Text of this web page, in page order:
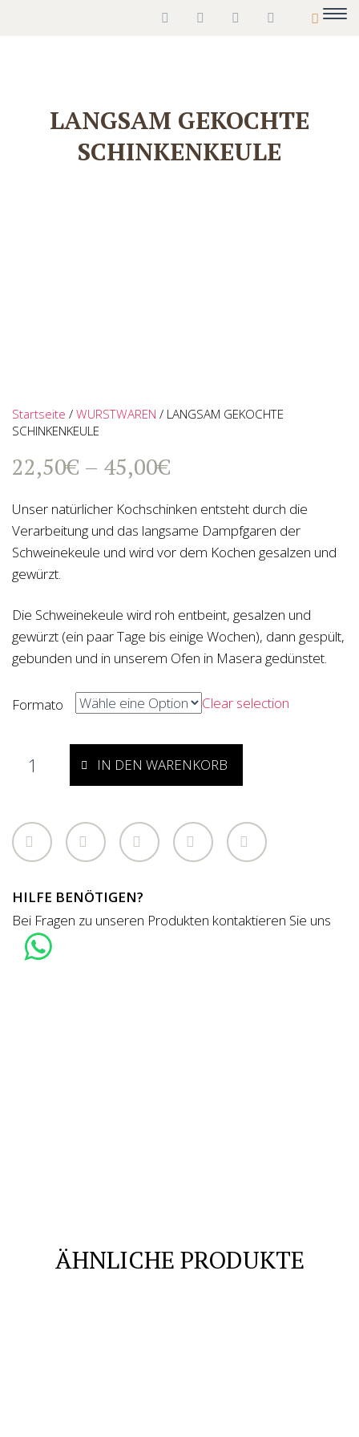
LANGSAM GEKOCHTE
SCHINKENKEULE
Startseite / WURSTWAREN / LANGSAM GEKOCHTE
SCHINKENKEULE
22,50€ – 45,00€
Unser natürlicher Kochschinken entsteht durch die
Verarbeitung und das langsame Dampfgaren der
Schweinekeule und wird vor dem Kochen gesalzen und
gewürzt.
Die Schweinekeule wird roh entbeint, gesalzen und
gewürzt (ein paar Tage bis einige Wochen), dann gespült,
gebunden und in unserem Ofen in Masera gedünstet.
Formato Clear selection
IN DEN WARENKORB
HILFE BENÖTIGEN?
Bei Fragen zu unseren Produkten kontaktieren Sie uns
ÄHNLICHE PRODUKTE